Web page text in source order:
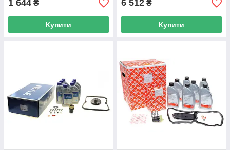
1 644 ₴
Купити
6 512 ₴
Купити